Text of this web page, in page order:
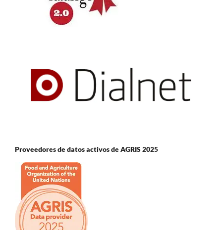
Proveedores de datos activos de AGRIS 2025